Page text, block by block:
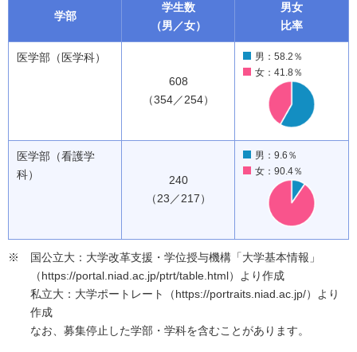
学部
学生数
（男／女）
男女
比率
医学部（医学科）
608
（354／254）
男：58.2％
女：41.8％
医学部（看護学
科）
240
（23／217）
男：9.6％
女：90.4％
国公立大：大学改革支援・学位授与機構「大学基本情報」
（https://portal.niad.ac.jp/ptrt/table.html）より作成
私立大：大学ポートレート（https://portraits.niad.ac.jp/）より
作成
なお、募集停止した学部・学科を含むことがあります。